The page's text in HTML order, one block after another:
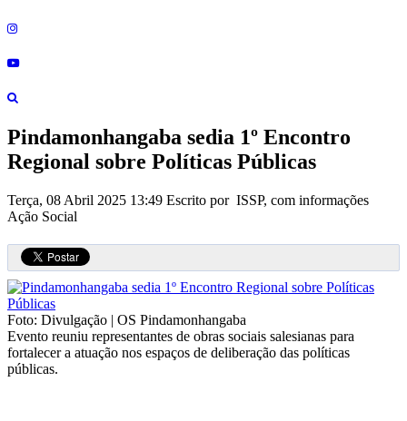
Pindamonhangaba sedia 1º Encontro
Regional sobre Políticas Públicas
Terça, 08 Abril 2025 13:49 Escrito por ISSP, com informações
Ação Social
Foto: Divulgação | OS Pindamonhangaba
Evento reuniu representantes de obras sociais salesianas para
fortalecer a atuação nos espaços de deliberação das políticas
públicas.